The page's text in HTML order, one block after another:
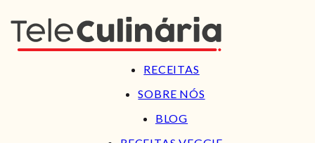
RECEITAS
SOBRE NÓS
BLOG